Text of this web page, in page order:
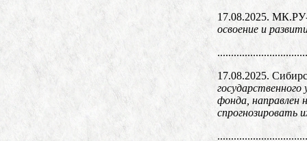
17.08.2025.
освоение и
17.08.2025.
фонда, направлен
спрогнозировать